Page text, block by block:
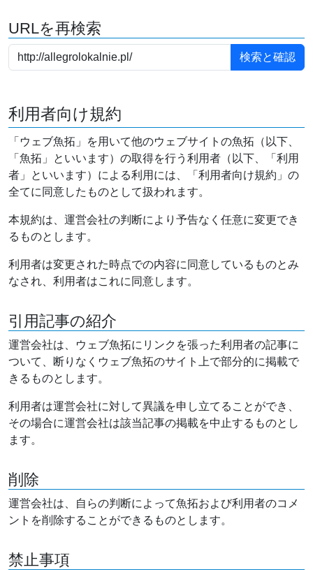
URLを再検索
利用者向け規約
「ウェブ魚拓」を用いて他のウェブサイトの魚拓（以下、
「魚拓」といいます）の取得を行う利用者（以下、「利用
者」といいます）による利用には、「利用者向け規約」の
全てに同意したものとして扱われます。
本規約は、運営会社の判断により予告なく任意に変更でき
るものとします。
利用者は変更された時点での内容に同意しているものとみ
なされ、利用者はこれに同意します。
引用記事の紹介
運営会社は、ウェブ魚拓にリンクを張った利用者の記事に
ついて、断りなくウェブ魚拓のサイト上で部分的に掲載で
きるものとします。
利用者は運営会社に対して異議を申し立てることができ、
その場合に運営会社は該当記事の掲載を中止するものとし
ます。
削除
運営会社は、自らの判断によって魚拓および利用者のコメ
ントを削除することができるものとします。
禁止事項